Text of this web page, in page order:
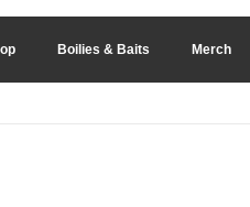
Boilies & Baits Merch